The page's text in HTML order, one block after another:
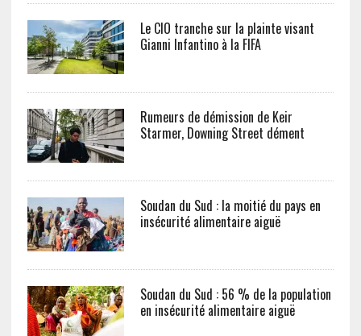
Le CIO tranche sur la plainte visant
Gianni Infantino à la FIFA
Rumeurs de démission de Keir
Starmer, Downing Street dément
Soudan du Sud : la moitié du pays en
insécurité alimentaire aiguë
Soudan du Sud : 56 % de la population
en insécurité alimentaire aiguë